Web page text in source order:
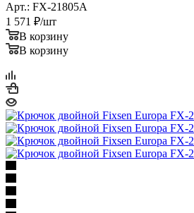
Арт.: FX-21805A
1 571 ₽/шт
В корзину
В корзину